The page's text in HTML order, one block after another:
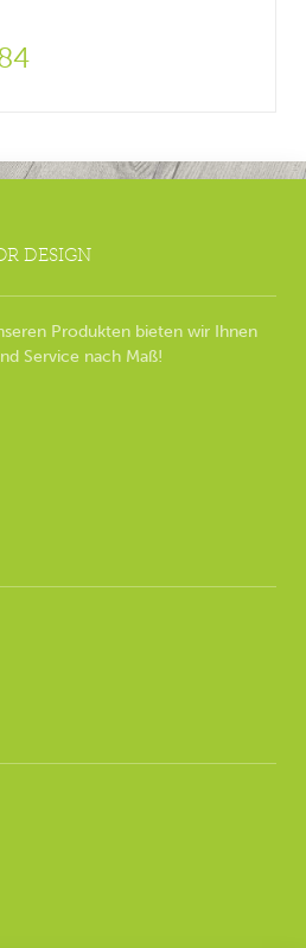
DESIGN
Produkten bieten wir Ihnen
Service nach Maß!